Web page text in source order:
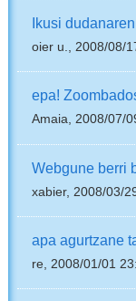
Ikusi
oier u., 2008/08/
epa!
Amaia, 2008/07/
Webgune berri
xabier, 2008/03/
apa agurtzane
re, 2008/01/01